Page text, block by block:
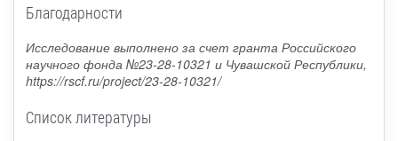
Благодарности
Исследование выполнено за счет гранта Российского
научного фонда №23-28-10321 и Чувашской Республики,
https://rscf.ru/project/23-28-10321/
Список литературы